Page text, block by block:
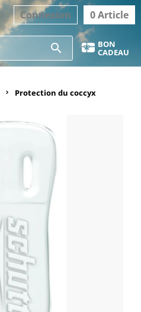
0 Article
Connexion
search BON
CADEAU
Protection du coccyx